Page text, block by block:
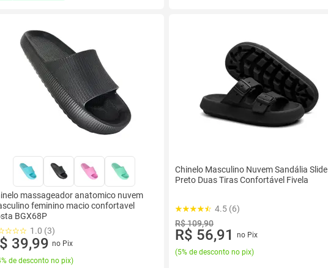
massageador anatomico nuvem
feminino macio confortavel
BGX68P
1.0 (3)
39,99 no Pix
de desconto no pix)
Chinelo Masculino Nuvem Sandália Slide
Preto Duas Tiras Confortável Fivela
4.5 (6)
R$ 109,90
R$ 56,91
no Pix
(5% de desconto no pix)